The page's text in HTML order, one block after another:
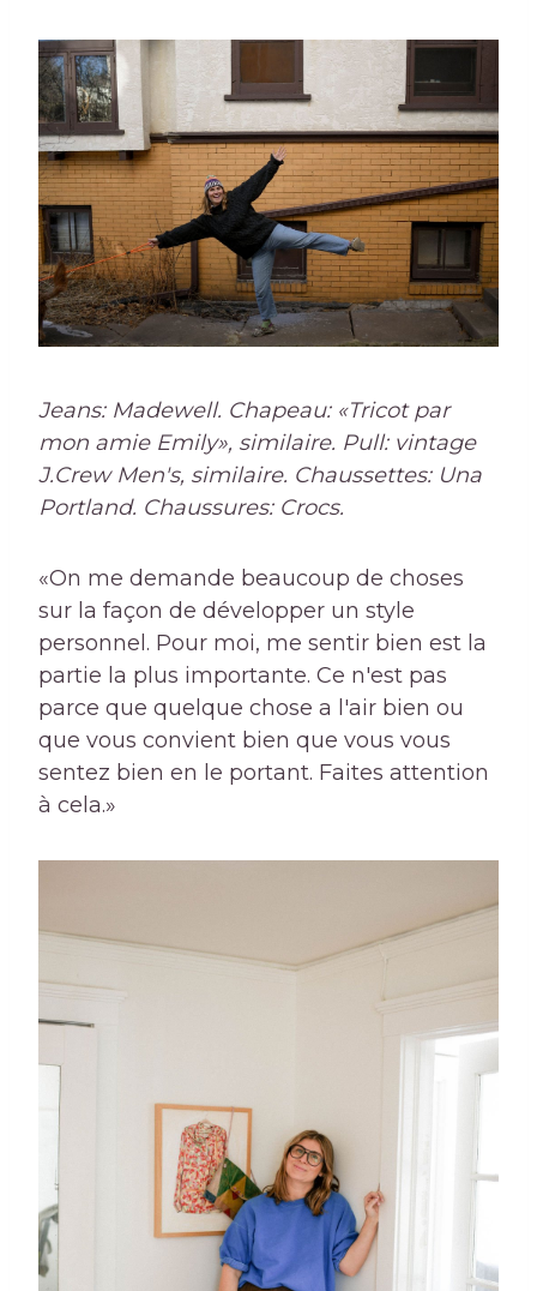
Jeans: Madewell. Chapeau: «Tricot par
mon amie Emily», similaire. Pull: vintage
J.Crew Men's, similaire. Chaussettes: Una
Portland. Chaussures: Crocs.
«On me demande beaucoup de choses
sur la façon de développer un style
personnel. Pour moi, me sentir bien est la
partie la plus importante. Ce n'est pas
parce que quelque chose a l'air bien ou
que vous convient bien que vous vous
sentez bien en le portant. Faites attention
à cela.»